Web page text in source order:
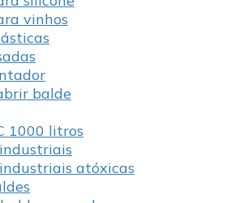
vinhos
balde
1000 litros
atóxicas